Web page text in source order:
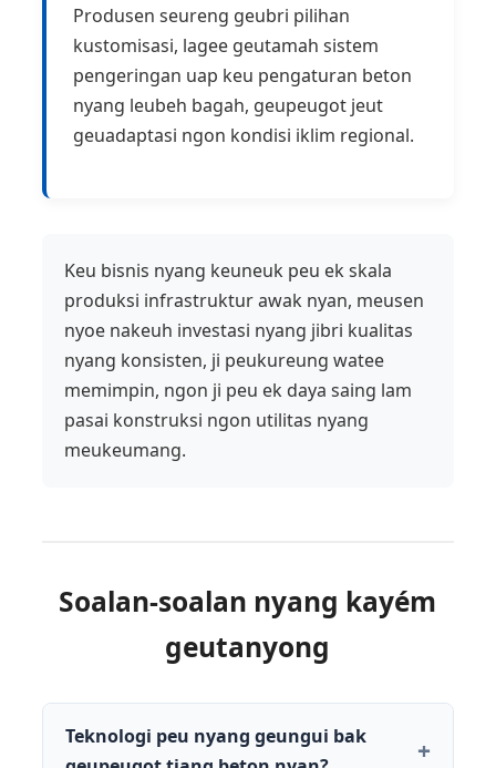
Produsen seureng geubri pilihan
kustomisasi, lagee geutamah sistem
pengeringan uap keu pengaturan beton
nyang leubeh bagah, geupeugot jeut
geuadaptasi ngon kondisi iklim regional.
Keu bisnis nyang keuneuk peu ek skala
produksi infrastruktur awak nyan, meusen
nyoe nakeuh investasi nyang jibri kualitas
nyang konsisten, ji peukureung watee
memimpin, ngon ji peu ek daya saing lam
pasai konstruksi ngon utilitas nyang
meukeumang.
Soalan-soalan nyang kayém
geutanyong
Teknologi peu nyang geungui bak